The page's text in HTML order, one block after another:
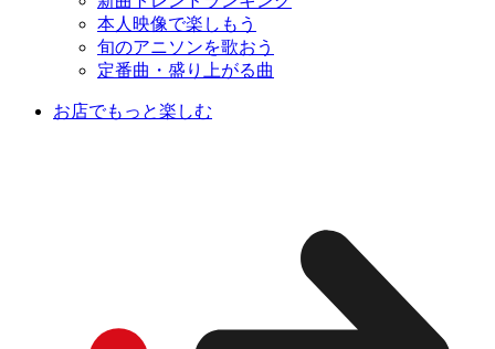
本人映像で楽しもう
旬のアニソンを歌おう
定番曲・盛り上がる曲
お店でもっと楽しむ